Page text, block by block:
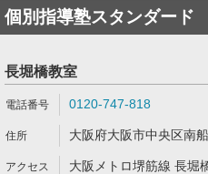
個別指導塾スタンダード
長堀橋教室
0120-747-818
大阪府大阪市中央区南
大阪メトロ堺筋線 長堀